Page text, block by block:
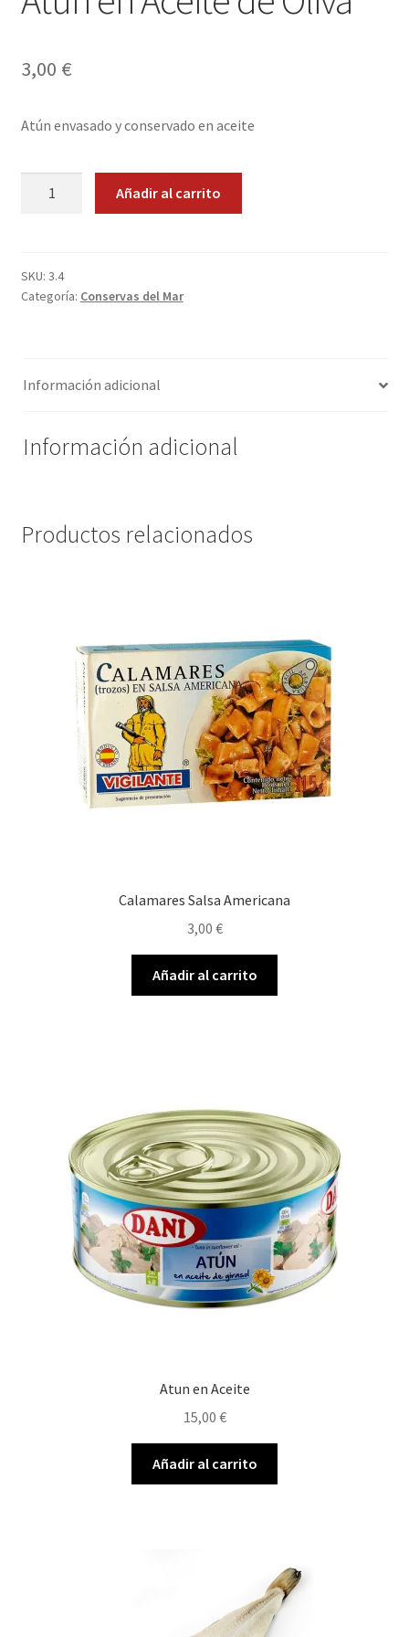
Mi cuenta
Ofertas
Política de Privacidad Y Cookies
Promociones
Términos y condiciones
3,00 €
Atún envasado y conservado en aceite
Oliva
cantidad
Añadir al carrito
SKU: 3.4
Categoría: Conservas del Mar
Información adicional
Información adicional
Productos relacionados
Calamares Salsa Americana
3,00 €
Añadir al carrito
Atun en Aceite
15,00 €
Añadir al carrito